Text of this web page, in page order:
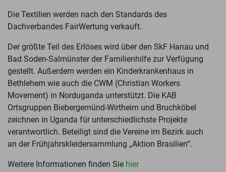
Die Textilien werden nach den Standards des
Dachverbandes FairWertung verkauft.
Der größte Teil des Erlöses wird über den SkF Hanau und
Bad Soden-Salmünster der Familienhilfe zur Verfügung
gestellt. Außerdem werden ein Kinderkrankenhaus in
Bethlehem wie auch die CWM (Christian Workers
Movement) in Norduganda unterstützt. Die KAB
Ortsgruppen Biebergemünd-Wirtheim und Bruchköbel
zeichnen in Uganda für unterschiedlichste Projekte
verantwortlich. Beteiligt sind die Vereine im Bezirk auch
an der Frühjahrskleidersammlung „Aktion Brasilien“.
Weitere Informationen finden Sie hier